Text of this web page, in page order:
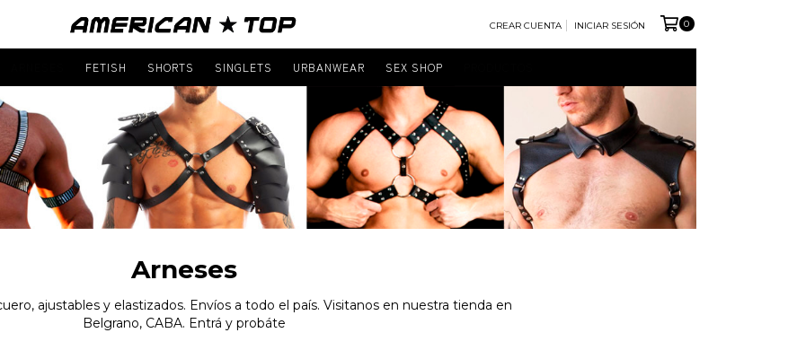
CREAR CUENTA INICIAR SESIÓN 0
FETISH SHORTS SINGLETS URBANWEAR SEX SHOP
Arneses
ajustables y elastizados. Envíos a todo el país. Visitanos en nuestra tienda en
Belgrano, CABA. Entrá y probáte